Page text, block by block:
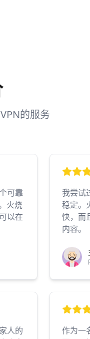
的服务
可靠
火烧
以在
我尝试
稳定。
快，而
内容。
人的
作为一